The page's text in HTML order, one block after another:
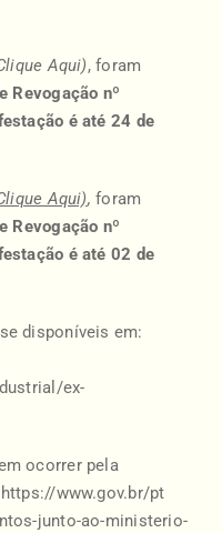
Aqui), foram
Revogação nº
é até 24 de
Aqui), foram
Revogação nº
é até 02 de
disponíveis em:
ex-
ocorrer pela
https://www.gov.br/pt
junto-ao-ministerio-